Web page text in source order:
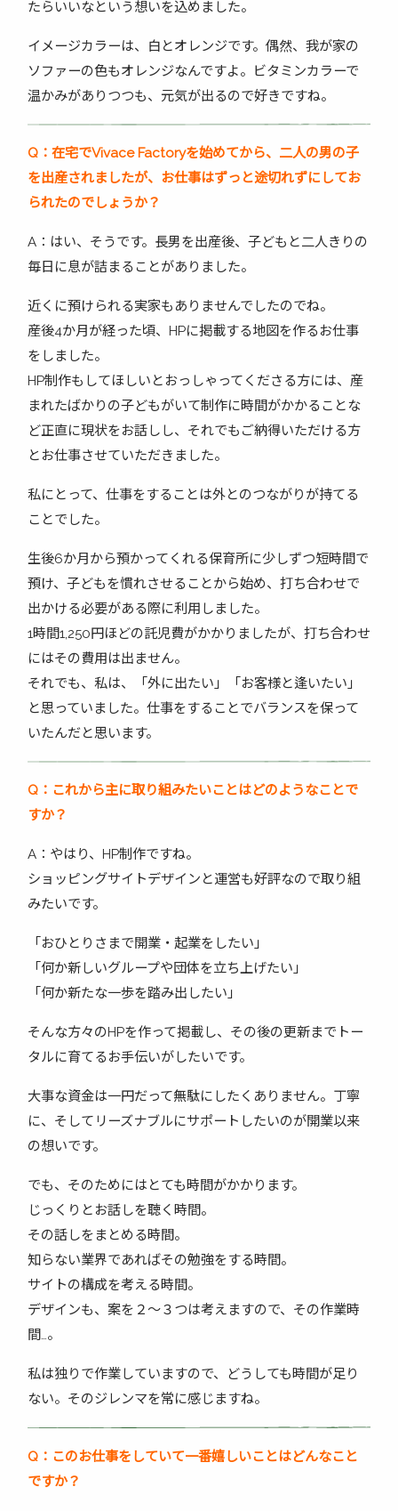
たらいいなという想いを込めました。
イメージカラーは、白とオレンジです。偶然、我が家の
ソファーの色もオレンジなんですよ。ビタミンカラーで
温かみがありつつも、元気が出るので好きですね。
Q ：在宅でVivace Factoryを始めてから、二人の男の子
を出産されましたが、お仕事はずっと途切れずにしてお
られたのでしょうか？
A：はい、そうです。長男を出産後、子どもと二人きりの
毎日に息が詰まることがありました。
近くに預けられる実家もありませんでしたのでね。
産後4か月が経った頃、HPに掲載する地図を作るお仕事
をしました。
HP制作もしてほしいとおっしゃってくださる方には、産
まれたばかりの子どもがいて制作に時間がかかることな
ど正直に現状をお話しし、それでもご納得いただける方
とお仕事させていただきました。
私にとって、仕事をすることは外とのつながりが持てる
ことでした。
生後6か月から預かってくれる保育所に少しずつ短時間で
預け、子どもを慣れさせることから始め、打ち合わせで
出かける必要がある際に利用しました。
1時間1,250円ほどの託児費がかかりましたが、打ち合わせ
にはその費用は出ません。
それでも、私は、「外に出たい」「お客様と逢いたい」
と思っていました。仕事をすることでバランスを保って
いたんだと思います。
Q ：これから主に取り組みたいことはどのようなことで
すか？
A：やはり、HP制作ですね。
ショッピングサイトデザインと運営も好評なので取り組
みたいです。
「おひとりさまで開業・起業をしたい」
「何か新しいグループや団体を立ち上げたい」
「何か新たな一歩を踏み出したい」
そんな方々のHPを作って掲載し、その後の更新までトー
タルに育てるお手伝いがしたいです。
大事な資金は一円だって無駄にしたくありません。丁寧
に、そしてリーズナブルにサポートしたいのが開業以来
の想いです。
でも、そのためにはとても時間がかかります。
じっくりとお話しを聴く時間。
その話しをまとめる時間。
知らない業界であればその勉強をする時間。
サイトの構成を考える時間。
デザインも、案を２～３つは考えますので、その作業時
間…。
私は独りで作業していますので、どうしても時間が足り
ない。そのジレンマを常に感じますね。
Q ：このお仕事をしていて一番嬉しいことはどんなこと
ですか？